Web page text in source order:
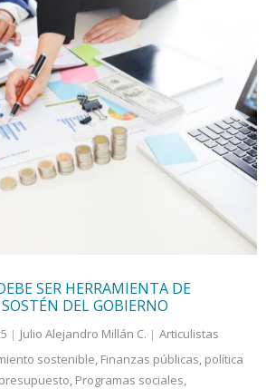
SER HERRAMIENTA DE
DEL GOBIERNO
Julio Alejandro Millán C.
Articulistas
sostenible, Finanzas públicas, política
presupuesto, Programas sociales,